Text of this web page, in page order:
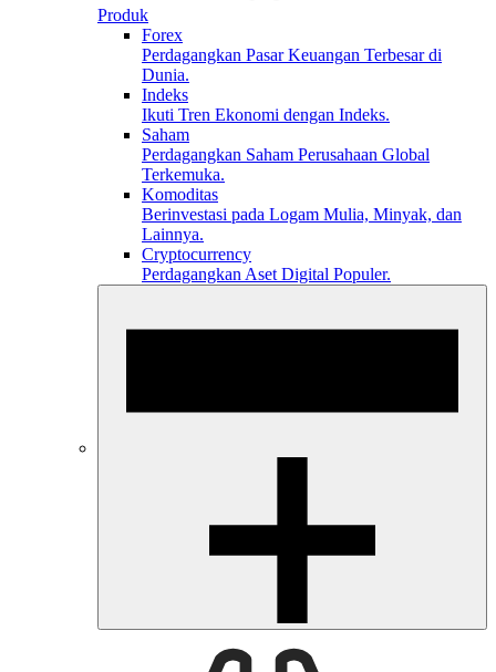
Produk
Forex
Perdagangkan Pasar Keuangan Terbesar di
Dunia.
Indeks
Ikuti Tren Ekonomi dengan Indeks.
Saham
Perdagangkan Saham Perusahaan Global
Terkemuka.
Komoditas
Berinvestasi pada Logam Mulia, Minyak, dan
Lainnya.
Cryptocurrency
Perdagangkan Aset Digital Populer.